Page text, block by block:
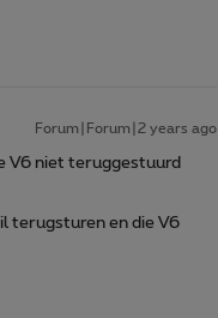
Forum|Forum|2 years ago
V6 niet teruggestuurd
terugsturen en die V6